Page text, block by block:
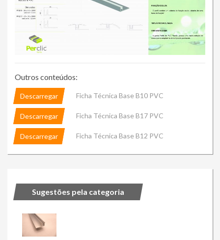
Outros conteúdos:
Descarregar Ficha Técnica Base B10 PVC
Descarregar Ficha Técnica Base B17 PVC
Descarregar Ficha Técnica Base B12 PVC
Sugestões pela categoria